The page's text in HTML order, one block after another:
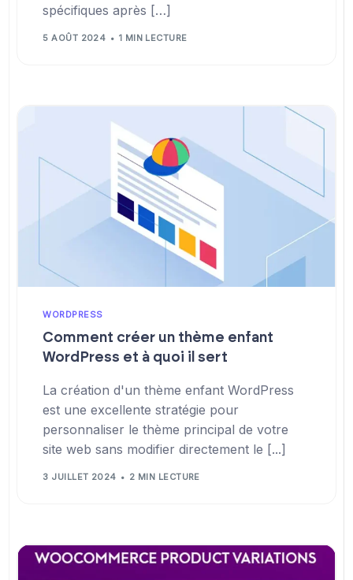
spécifiques après […]
5 AOÛT 2024 1 MIN LECTURE
WORDPRESS
Comment créer un thème enfant
WordPress et à quoi il sert
La création d'un thème enfant WordPress
est une excellente stratégie pour
personnaliser le thème principal de votre
site web sans modifier directement le [...]
3 JUILLET 2024 2 MIN LECTURE